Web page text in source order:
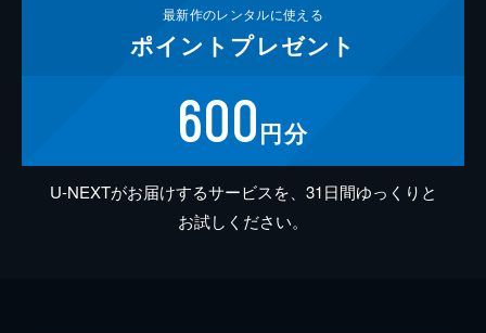
最新作のレンタルに使える
ポイント プレゼント
600円分
U-NEXTがお届けするサービスを、31日間ゆっくりと
お試しください。